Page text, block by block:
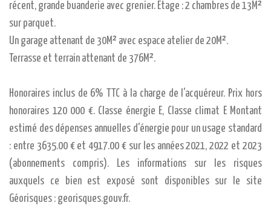
récent, grande buanderie avec grenier. Etage : 2 chambres de 13M²
sur parquet.
Un garage attenant de 30M² avec espace atelier de 20M².
Terrasse et terrain attenant de 376M².
Honoraires inclus de 6% TTC à la charge de l'acquéreur. Prix hors
honoraires 120 000 €. Classe énergie E, Classe climat E Montant
estimé des dépenses annuelles d'énergie pour un usage standard
: entre 3635.00 € et 4917.00 € sur les années 2021, 2022 et 2023
(abonnements compris). Les informations sur les risques
auxquels ce bien est exposé sont disponibles sur le site
Géorisques : georisques.gouv.fr.